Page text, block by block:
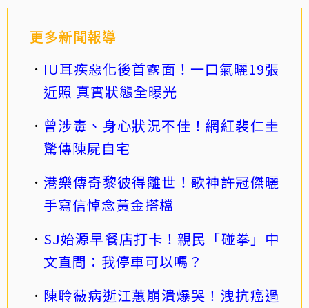
更多新聞報導
IU耳疾惡化後首露面！一口氣曬19張
近照 真實狀態全曝光
曾涉毒、身心狀況不佳！網紅裴仁圭
驚傳陳屍自宅
港樂傳奇黎彼得離世！歌神許冠傑曬
手寫信悼念黃金搭檔
SJ始源早餐店打卡！親民「碰拳」中
文直問：我停車可以嗎？
陳聆薇病逝江蕙崩潰爆哭！洩抗癌過